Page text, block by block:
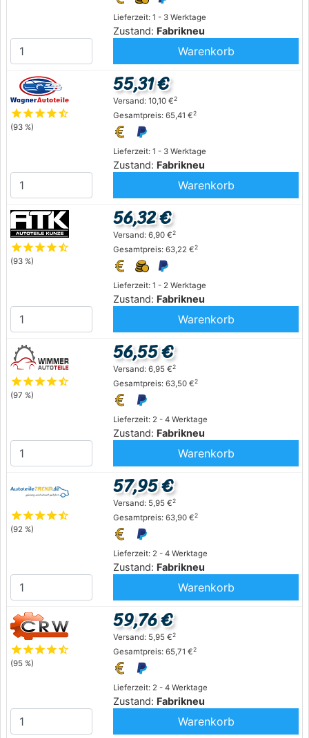
Lieferzeit: 1 - 3 Werktage
Zustand: Fabrikneu
Warenkorb
starstarstarstarstar_half
(93 %)
Lieferzeit: 1 - 3 Werktage
Zustand: Fabrikneu
55,31 €
Versand: 10,10 €2
Gesamtpreis: 65,41 €2
Warenkorb
starstarstarstarstar_half
(93 %)
Lieferzeit: 1 - 2 Werktage
Zustand: Fabrikneu
56,32 €
Versand: 6,90 €2
Gesamtpreis: 63,22 €2
Warenkorb
starstarstarstarstar_half
(97 %)
Lieferzeit: 2 - 4 Werktage
Zustand: Fabrikneu
56,55 €
Versand: 6,95 €2
Gesamtpreis: 63,50 €2
Warenkorb
starstarstarstarstar_half
(92 %)
Lieferzeit: 2 - 4 Werktage
Zustand: Fabrikneu
57,95 €
Versand: 5,95 €2
Gesamtpreis: 63,90 €2
Warenkorb
starstarstarstarstar_half
(95 %)
Lieferzeit: 2 - 4 Werktage
Zustand: Fabrikneu
59,76 €
Versand: 5,95 €2
Gesamtpreis: 65,71 €2
Warenkorb